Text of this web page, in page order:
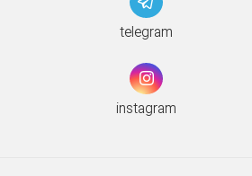
telegram
instagram